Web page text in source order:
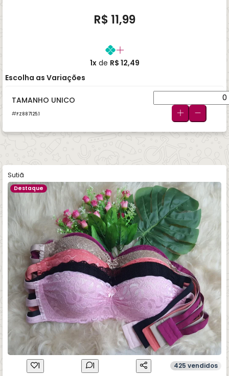
R$ 11,99
1xde R$ 12,49
Escolha as Variações
TAMANHO UNICO
FZ887125.1
Sutiã
Destaque
1 1 425 vendidos